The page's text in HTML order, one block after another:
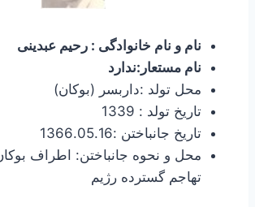
نام و نام خانوادگی : رحیم عبدینی
نام مستعار:ندارد
محل تولد :داربسر (بوکان)
تاریخ تولد : 1339
تاریخ جانباختن :1366.05.16
محل و نحوه جانباختن: اطراف
تهاجم گسترده رژیم